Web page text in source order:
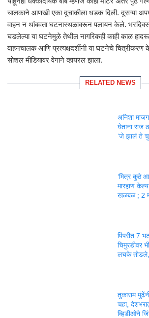
चालकाने आणखी एका दुचाकीला धडक दिली. दुसऱ्या
वाहन न थांबवता घटनास्थळावरून पलायन केले. भरदिवसा
घडलेल्या या घटनेमुळे तेथील नागरिकही काही काळ
वाहनचालक आणि प्रत्यक्षदर्शींनी या घटनेचे चित्रीकरण
सोशल मीडियावर वेगाने व्हायरल झाला.
RELATED NEWS
अनिशा
घेताना राज
‘जे झालं ते
‘मित्र कुठे
मारहाण
खळबळ ; 2
पिंपरीत 7
चिमुरडीवर
लचके तोडले,
तुकाराम
चहा,
व्हिडीओने